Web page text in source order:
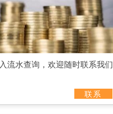
流水查询，欢迎随时联系我们
联系